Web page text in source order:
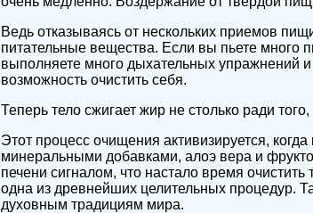
Ведь отказываясь от нескольких приемов
питательные вещества. Если вы пьете много
выполняете много дыхательных упражнений и
возможность очистить себя.
Теперь тело сжигает жир не столько ради
Этот процесс очищения активизируется,
минеральными добавками, алоэ вера и
печени сигналом, что настало время
одна из древнейших целительных процедур.
духовным традициям мира.